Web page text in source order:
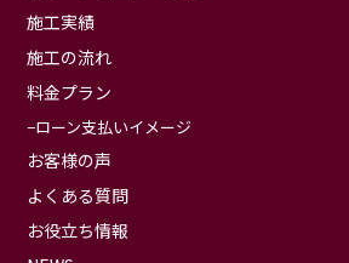
施工実績
施工の流れ
料金プラン
ローン支払いイメージ
お客様の声
よくある質問
お役立ち情報